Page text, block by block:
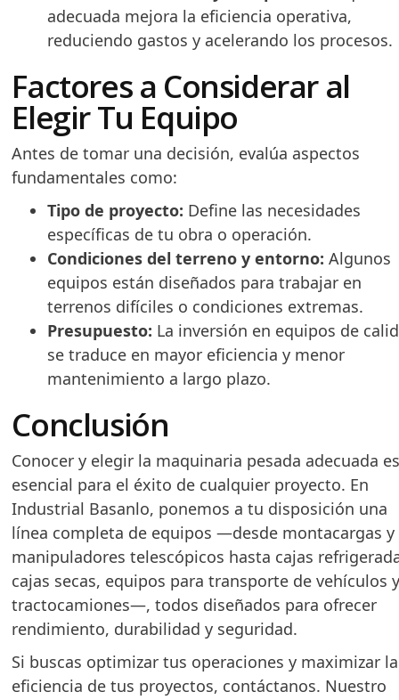
adecuada mejora la eficiencia operativa,
reduciendo gastos y acelerando los procesos.
Factores a Considerar al
Elegir Tu Equipo
Antes de tomar una decisión, evalúa aspectos
fundamentales como:
Tipo de proyecto: Define las necesidades
específicas de tu obra o operación.
Condiciones del terreno y entorno: Algunos
equipos están diseñados para trabajar en
terrenos difíciles o condiciones extremas.
Presupuesto: La inversión en equipos de
se traduce en mayor eficiencia y menor
mantenimiento a largo plazo.
Conclusión
Conocer y elegir la maquinaria pesada adecuada
esencial para el éxito de cualquier proyecto. En
Industrial Basanlo, ponemos a tu disposición una
línea completa de equipos —desde montacargas y
manipuladores telescópicos hasta cajas
cajas secas, equipos para transporte de vehículos
tractocamiones—, todos diseñados para ofrecer
rendimiento, durabilidad y seguridad.
Si buscas optimizar tus operaciones y maximizar la
eficiencia de tus proyectos, contáctanos. Nuestro